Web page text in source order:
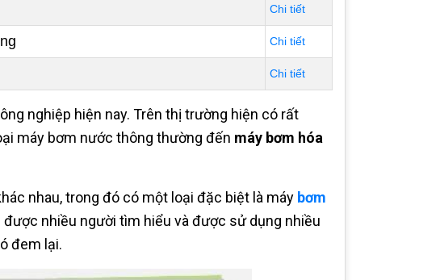
Chi tiết
Chi tiết
Chi tiết
nghiệp hiện nay. Trên thị trường hiện có rất
máy bơm nước thông thường đến máy bơm hóa
nhau, trong đó có một loại đặc biệt là máy bơm
nhiều người tìm hiểu và được sử dụng nhiều
đem lại.